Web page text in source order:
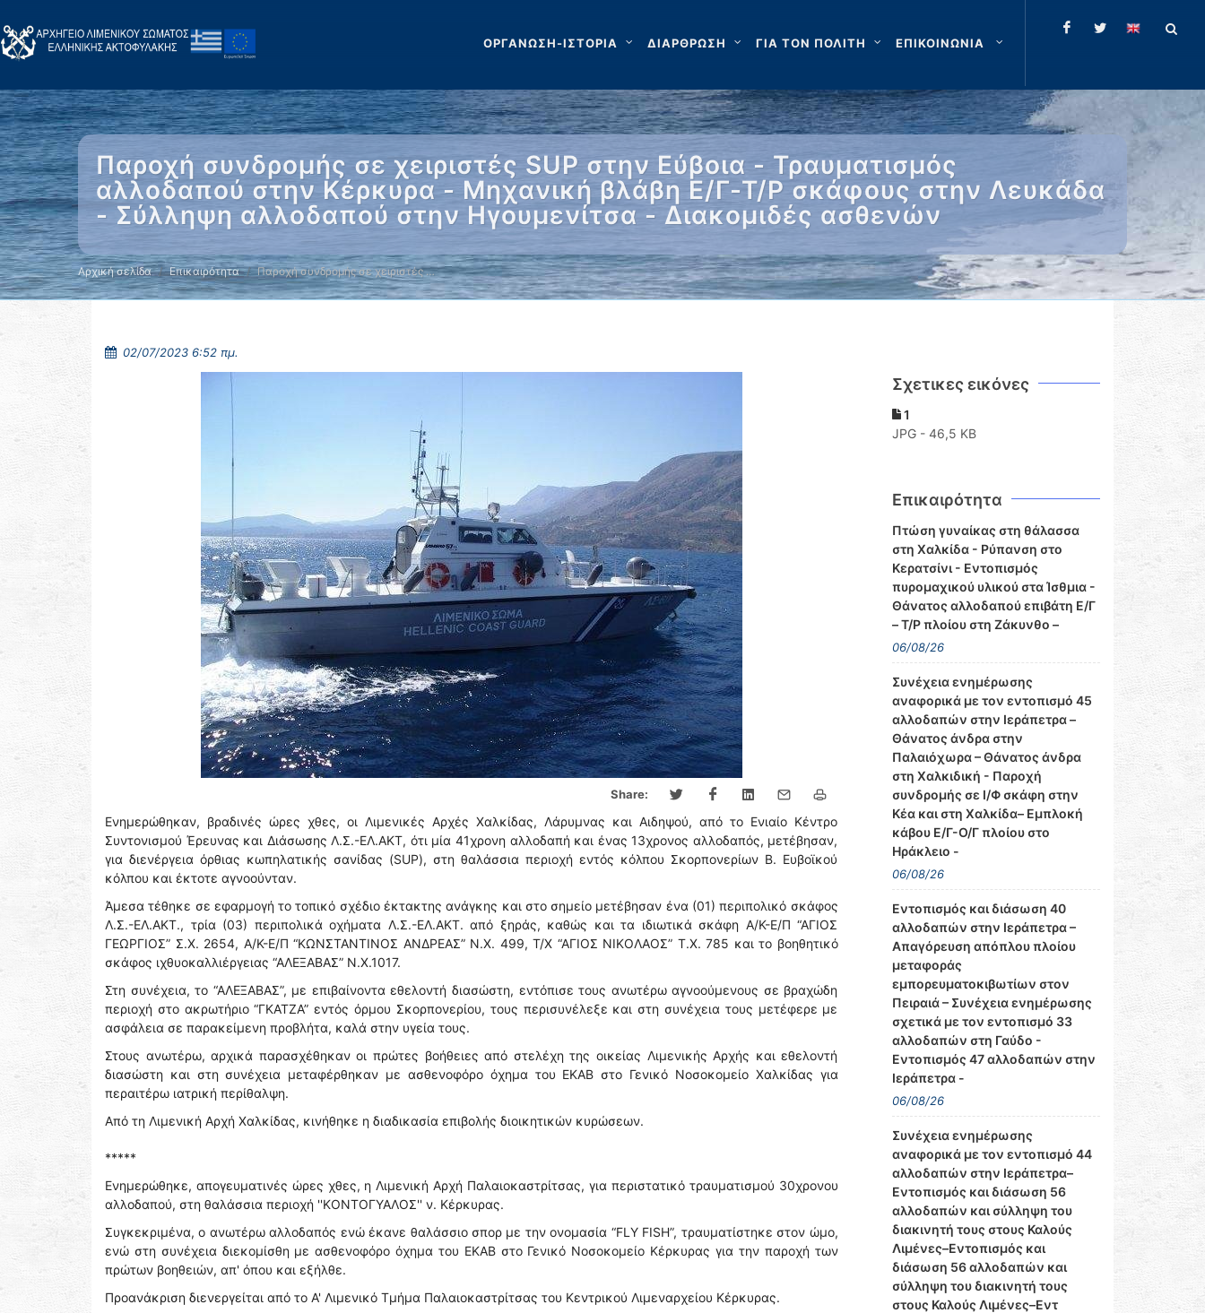
ΟΡΓΑΝΩΣΗ-ΙΣΤΟΡΙΑ ΔΙΑΡΘΡΩΣΗ ΓΙΑ ΤΟΝ ΠΟΛΙΤΗ ΕΠΙΚΟΙΝΩΝΙΑ
Παροχή συνδρομής σε χειριστές SUP στην Εύβοια - Τραυματισμός
αλλοδαπού στην Κέρκυρα - Μηχανική βλάβη Ε/Γ-Τ/Ρ σκάφους στην Λευκάδα
- Σύλληψη αλλοδαπού στην Ηγουμενίτσα - Διακομιδές ασθενών
Αρχική σελίδα Επικαιρότητα Παροχή συνδρομής σε χειριστές …
02/07/2023 6:52 πμ.
Share:
Ενημερώθηκαν, βραδινές ώρες χθες, οι Λιμενικές Αρχές Χαλκίδας, Λάρυμνας και Αιδηψού, από το Ενιαίο Κέντρο
Συντονισμού Έρευνας και Διάσωσης Λ.Σ.-ΕΛ.ΑΚΤ, ότι μία 41χρονη αλλοδαπή και ένας 13χρονος αλλοδαπός, μετέβησαν,
για διενέργεια όρθιας κωπηλατικής σανίδας (SUP), στη θαλάσσια περιοχή εντός κόλπου Σκορπονερίων Β. Ευβοϊκού
κόλπου και έκτοτε αγνοούνταν.
Άμεσα τέθηκε σε εφαρμογή το τοπικό σχέδιο έκτακτης ανάγκης και στο σημείο μετέβησαν ένα (01) περιπολικό σκάφος
Λ.Σ.-ΕΛ.ΑΚΤ., τρία (03) περιπολικά οχήματα Λ.Σ.-ΕΛ.ΑΚΤ. από ξηράς, καθώς και τα ιδιωτικά σκάφη Α/Κ-Ε/Π “ΑΓΙΟΣ
ΓΕΩΡΓΙΟΣ” Σ.Χ. 2654, Α/Κ-Ε/Π “ΚΩΝΣΤΑΝΤΙΝΟΣ ΑΝΔΡΕΑΣ” Ν.Χ. 499, Τ/Χ “ΑΓΙΟΣ ΝΙΚΟΛΑΟΣ” Τ.Χ. 785 και το βοηθητικό
σκάφος ιχθυοκαλλιέργειας “ΑΛΕΞΑΒΑΣ” Ν.Χ.1017.
Στη συνέχεια, το “ΑΛΕΞΑΒΑΣ”, με επιβαίνοντα εθελοντή διασώστη, εντόπισε τους ανωτέρω αγνοούμενους σε βραχώδη
περιοχή στο ακρωτήριο “ΓΚΑΤΖΑ” εντός όρμου Σκορπονερίου, τους περισυνέλεξε και στη συνέχεια τους μετέφερε με
ασφάλεια σε παρακείμενη προβλήτα, καλά στην υγεία τους.
Στους ανωτέρω, αρχικά παρασχέθηκαν οι πρώτες βοήθειες από στελέχη της οικείας Λιμενικής Αρχής και εθελοντή
διασώστη και στη συνέχεια μεταφέρθηκαν με ασθενοφόρο όχημα του ΕΚΑΒ στο Γενικό Νοσοκομείο Χαλκίδας για
περαιτέρω ιατρική περίθαλψη.
Από τη Λιμενική Αρχή Χαλκίδας, κινήθηκε η διαδικασία επιβολής διοικητικών κυρώσεων.
*****
Ενημερώθηκε, απογευματινές ώρες χθες, η Λιμενική Αρχή Παλαιοκαστρίτσας, για περιστατικό τραυματισμού 30χρονου
αλλοδαπού, στη θαλάσσια περιοχή ''ΚΟΝΤΟΓΥΑΛΟΣ'' ν. Κέρκυρας.
Συγκεκριμένα, ο ανωτέρω αλλοδαπός ενώ έκανε θαλάσσιο σπορ με την ονομασία “FLY FISH”, τραυματίστηκε στον ώμο,
ενώ στη συνέχεια διεκομίσθη με ασθενοφόρο όχημα του ΕΚΑΒ στο Γενικό Νοσοκομείο Κέρκυρας για την παροχή των
πρώτων βοηθειών, απ' όπου και εξήλθε.
Προανάκριση διενεργείται από το Α' Λιμενικό Τμήμα Παλαιοκαστρίτσας του Κεντρικού Λιμεναρχείου Κέρκυρας.
Σχετικες εικόνες
1
JPG - 46,5 KB
Επικαιρότητα
Πτώση γυναίκας στη θάλασσα
στη Χαλκίδα - Ρύπανση στο
Κερατσίνι - Εντοπισμός
πυρομαχικού υλικού στα Ίσθμια -
Θάνατος αλλοδαπού επιβάτη Ε/Γ
– Τ/Ρ πλοίου στη Ζάκυνθο –
06/08/26
Συνέχεια ενημέρωσης
αναφορικά με τον εντοπισμό 45
αλλοδαπών στην Ιεράπετρα –
Θάνατος άνδρα στην
Παλαιόχωρα – Θάνατος άνδρα
στη Χαλκιδική - Παροχή
συνδρομής σε Ι/Φ σκάφη στην
Κέα και στη Χαλκίδα– Εμπλοκή
κάβου Ε/Γ-Ο/Γ πλοίου στο
Ηράκλειο -
06/08/26
Εντοπισμός και διάσωση 40
αλλοδαπών στην Ιεράπετρα –
Απαγόρευση απόπλου πλοίου
μεταφοράς
εμπορευματοκιβωτίων στον
Πειραιά – Συνέχεια ενημέρωσης
σχετικά με τον εντοπισμό 33
αλλοδαπών στη Γαύδο -
Εντοπισμός 47 αλλοδαπών στην
Ιεράπετρα -
06/08/26
Συνέχεια ενημέρωσης
αναφορικά με τον εντοπισμό 44
αλλοδαπών στην Ιεράπετρα–
Εντοπισμός και διάσωση 56
αλλοδαπών και σύλληψη του
διακινητή τους στους Καλούς
Λιμένες–Εντοπισμός και
διάσωση 56 αλλοδαπών και
σύλληψη του διακινητή τους
στους Καλούς Λιμένες–Εντ